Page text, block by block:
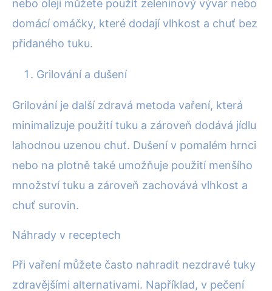
nebo oleji můžete použít zeleninový vývar nebo
domácí omáčky, které dodají vlhkost a chuť bez
přidaného tuku.
Grilování a dušení
Grilování je další zdravá metoda vaření, která
minimalizuje použití tuku a zároveň dodává jídlu
lahodnou uzenou chuť. Dušení v pomalém hrnci
nebo na plotně také umožňuje použití menšího
množství tuku a zároveň zachovává vlhkost a
chuť surovin.
Náhrady v receptech
Při vaření můžete často nahradit nezdravé tuky
zdravějšími alternativami. Například, v pečení